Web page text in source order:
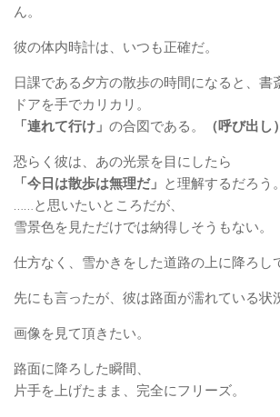
ん。
彼の体内時計は、いつも正確だ。
日課である夕方の散歩の時間になると、書
ドアを手でカリカリ。
「連れて行け」 の合図である。 （呼び出し）
恐らく彼は、あの光景を目にしたら
「今日は散歩は無理だ」 と理解するだろう。
……と思いたいところだが、
雪景色を見ただけでは納得しそうもない。
仕方なく、雪かきをした道路の上に降ろし
先にも言ったが、彼は路面が濡れている状
画像を見て頂きたい。
路面に降ろした瞬間、
片手を上げたまま、完全にフリーズ。